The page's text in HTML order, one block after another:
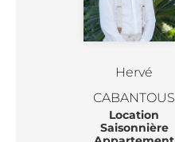
Hervé
CABANTOUS
Location
Saisonnière